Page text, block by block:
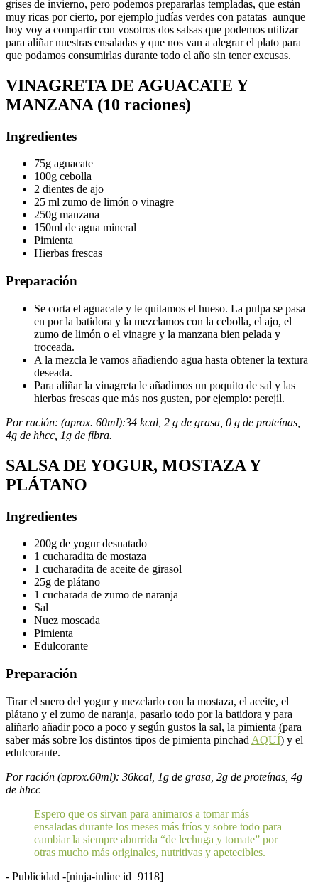
grises de invierno, pero podemos prepararlas templadas, que están
muy ricas por cierto, por ejemplo judías verdes con patatas aunque
hoy voy a compartir con vosotros dos salsas que podemos utilizar
para aliñar nuestras ensaladas y que nos van a alegrar el plato para
que podamos consumirlas durante todo el año sin tener excusas.
VINAGRETA DE AGUACATE Y
MANZANA (10 raciones)
Ingredientes
75g aguacate
100g cebolla
2 dientes de ajo
25 ml zumo de limón o vinagre
250g manzana
150ml de agua mineral
Pimienta
Hierbas frescas
Preparación
Se corta el aguacate y le quitamos el hueso. La pulpa se pasa
en por la batidora y la mezclamos con la cebolla, el ajo, el
zumo de limón o el vinagre y la manzana bien pelada y
troceada.
A la mezcla le vamos añadiendo agua hasta obtener la textura
deseada.
Para aliñar la vinagreta le añadimos un poquito de sal y las
hierbas frescas que más nos gusten, por ejemplo: perejil.
Por ración: (aprox. 60ml):34 kcal, 2 g de grasa, 0 g de proteínas,
4g de hhcc, 1g de fibra.
SALSA DE YOGUR, MOSTAZA Y
PLÁTANO
Ingredientes
200g de yogur desnatado
1 cucharadita de mostaza
1 cucharadita de aceite de girasol
25g de plátano
1 cucharada de zumo de naranja
Sal
Nuez moscada
Pimienta
Edulcorante
Preparación
Tirar el suero del yogur y mezclarlo con la mostaza, el aceite, el
plátano y el zumo de naranja, pasarlo todo por la batidora y para
aliñarlo añadir poco a poco y según gustos la sal, la pimienta (para
saber más sobre los distintos tipos de pimienta pinchad AQUÍ) y el
edulcorante.
Por ración (aprox.60ml): 36kcal, 1g de grasa, 2g de proteínas, 4g
de hhcc
Espero que os sirvan para animaros a tomar más
ensaladas durante los meses más fríos y sobre todo para
cambiar la siempre aburrida “de lechuga y tomate” por
otras mucho más originales, nutritivas y apetecibles.
- Publicidad -[ninja-inline id=9118]